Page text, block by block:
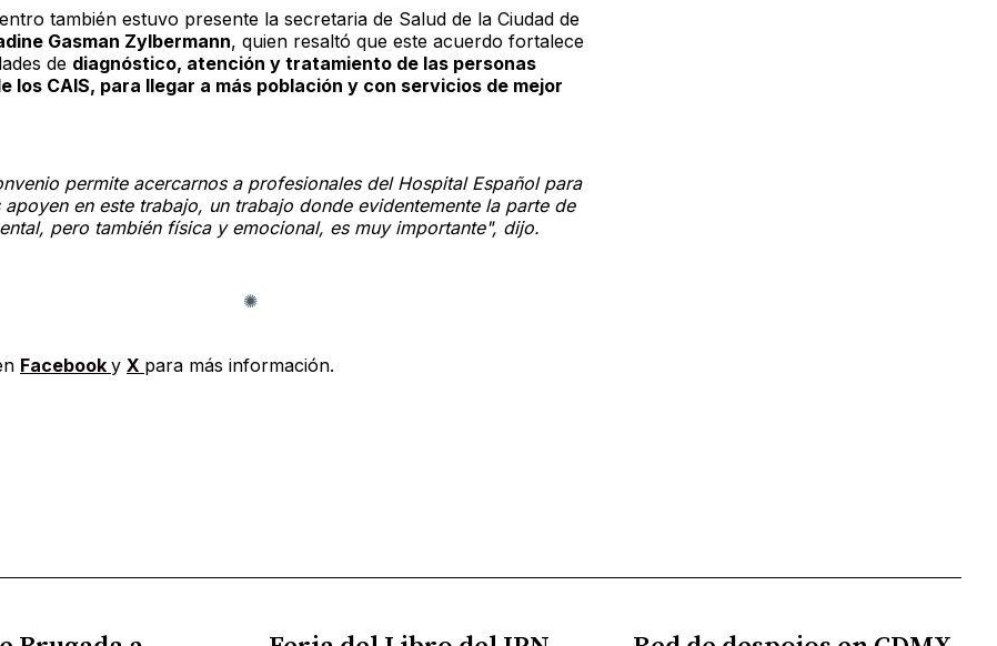
también estuvo presente la secretaria de Salud de la Ciudad de
Gasman Zylbermann, quien resaltó que este acuerdo fortalece
de diagnóstico, atención y tratamiento de las personas
los CAIS, para llegar a más población y con servicios de mejor
permite acercarnos a profesionales del Hospital Español para
apoyen en este trabajo, un trabajo donde evidentemente la parte de
pero también física y emocional, es muy importante", dijo.
Facebook y X para más información.